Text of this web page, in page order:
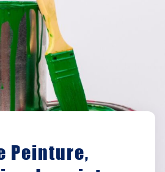
Peinture,